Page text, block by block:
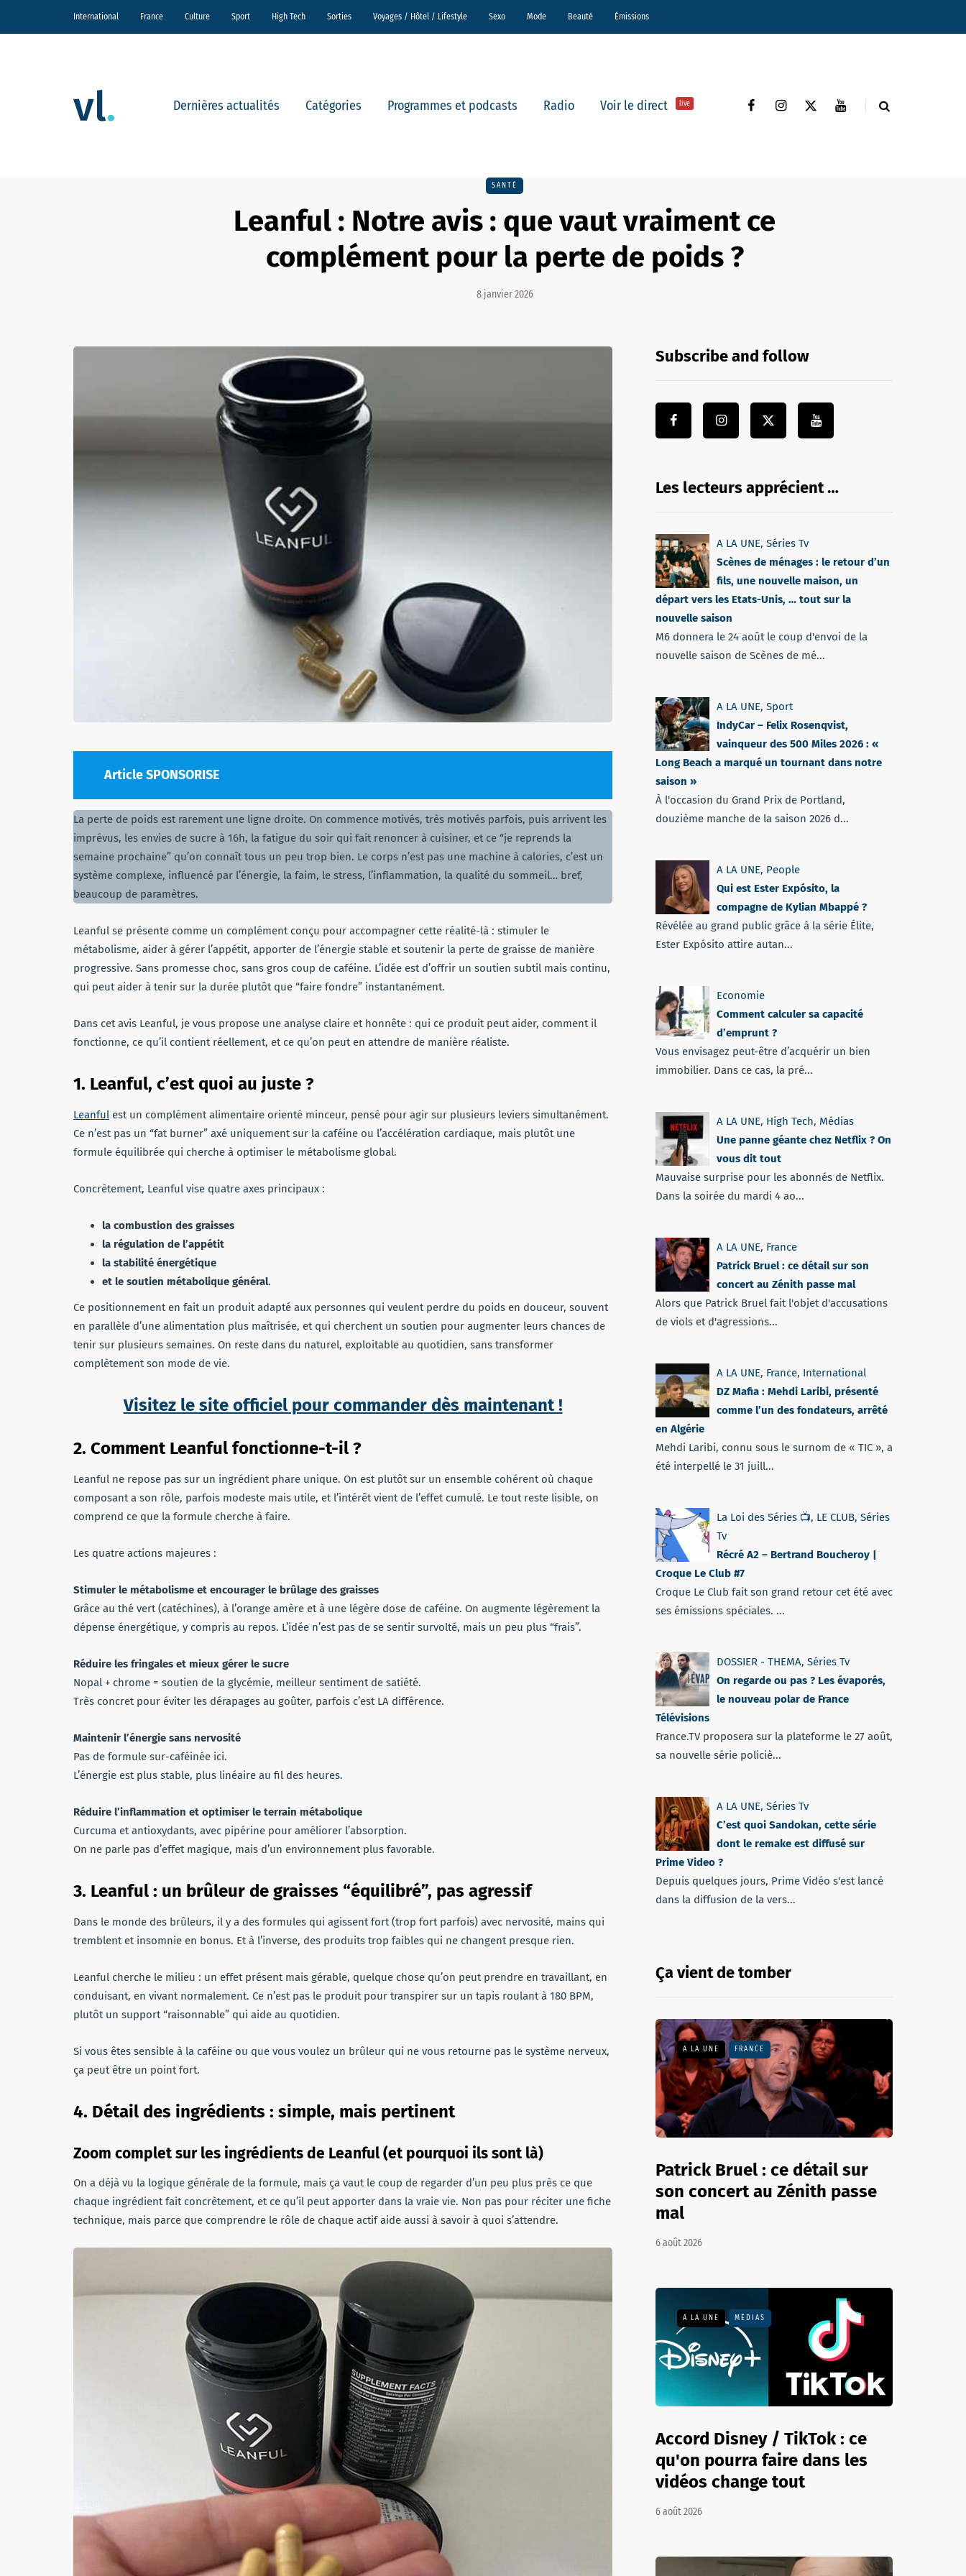
International France Culture Sport High Tech Sorties Voyages / Hôtel / Lifestyle Sexo Mode Beauté Émissions
Dernières actualités Catégories Programmes et podcasts Radio Voir le direct live
SANTÉ
Leanful : Notre avis : que vaut vraiment ce
complément pour la perte de poids ?
8 janvier 2026
Article SPONSORISE
La perte de poids est rarement une ligne droite. On commence motivés, très motivés parfois, puis arrivent les
imprévus, les envies de sucre à 16h, la fatigue du soir qui fait renoncer à cuisiner, et ce “je reprends la
semaine prochaine” qu’on connaît tous un peu trop bien. Le corps n’est pas une machine à calories, c’est un
système complexe, influencé par l’énergie, la faim, le stress, l’inflammation, la qualité du sommeil… bref,
beaucoup de paramètres.
Leanful se présente comme un complément conçu pour accompagner cette réalité-là : stimuler le
métabolisme, aider à gérer l’appétit, apporter de l’énergie stable et soutenir la perte de graisse de manière
progressive. Sans promesse choc, sans gros coup de caféine. L’idée est d’offrir un soutien subtil mais continu,
qui peut aider à tenir sur la durée plutôt que “faire fondre” instantanément.
Dans cet avis Leanful, je vous propose une analyse claire et honnête : qui ce produit peut aider, comment il
fonctionne, ce qu’il contient réellement, et ce qu’on peut en attendre de manière réaliste.
1. Leanful, c’est quoi au juste ?
Leanful est un complément alimentaire orienté minceur, pensé pour agir sur plusieurs leviers simultanément.
Ce n’est pas un “fat burner” axé uniquement sur la caféine ou l’accélération cardiaque, mais plutôt une
formule équilibrée qui cherche à optimiser le métabolisme global.
Concrètement, Leanful vise quatre axes principaux :
la combustion des graisses
la régulation de l’appétit
la stabilité énergétique
et le soutien métabolique général.
Ce positionnement en fait un produit adapté aux personnes qui veulent perdre du poids en douceur, souvent
en parallèle d’une alimentation plus maîtrisée, et qui cherchent un soutien pour augmenter leurs chances de
tenir sur plusieurs semaines. On reste dans du naturel, exploitable au quotidien, sans transformer
complètement son mode de vie.
Visitez le site officiel pour commander dès maintenant !
2. Comment Leanful fonctionne-t-il ?
Leanful ne repose pas sur un ingrédient phare unique. On est plutôt sur un ensemble cohérent où chaque
composant a son rôle, parfois modeste mais utile, et l’intérêt vient de l’effet cumulé. Le tout reste lisible, on
comprend ce que la formule cherche à faire.
Les quatre actions majeures :
Stimuler le métabolisme et encourager le brûlage des graisses
Grâce au thé vert (catéchines), à l’orange amère et à une légère dose de caféine. On augmente légèrement la
dépense énergétique, y compris au repos. L’idée n’est pas de se sentir survolté, mais un peu plus “frais”.
Réduire les fringales et mieux gérer le sucre
Nopal + chrome = soutien de la glycémie, meilleur sentiment de satiété.
Très concret pour éviter les dérapages au goûter, parfois c’est LA différence.
Maintenir l’énergie sans nervosité
Pas de formule sur-caféinée ici.
L’énergie est plus stable, plus linéaire au fil des heures.
Réduire l’inflammation et optimiser le terrain métabolique
Curcuma et antioxydants, avec pipérine pour améliorer l’absorption.
On ne parle pas d’effet magique, mais d’un environnement plus favorable.
3. Leanful : un brûleur de graisses “équilibré”, pas agressif
Dans le monde des brûleurs, il y a des formules qui agissent fort (trop fort parfois) avec nervosité, mains qui
tremblent et insomnie en bonus. Et à l’inverse, des produits trop faibles qui ne changent presque rien.
Leanful cherche le milieu : un effet présent mais gérable, quelque chose qu’on peut prendre en travaillant, en
conduisant, en vivant normalement. Ce n’est pas le produit pour transpirer sur un tapis roulant à 180 BPM,
plutôt un support “raisonnable” qui aide au quotidien.
Si vous êtes sensible à la caféine ou que vous voulez un brûleur qui ne vous retourne pas le système nerveux,
ça peut être un point fort.
4. Détail des ingrédients : simple, mais pertinent
Zoom complet sur les ingrédients de Leanful (et pourquoi ils sont là)
On a déjà vu la logique générale de la formule, mais ça vaut le coup de regarder d’un peu plus près ce que
chaque ingrédient fait concrètement, et ce qu’il peut apporter dans la vraie vie. Non pas pour réciter une fiche
technique, mais parce que comprendre le rôle de chaque actif aide aussi à savoir à quoi s’attendre.
Subscribe and follow
Les lecteurs apprécient …
A LA UNE, Séries Tv
Scènes de ménages : le retour d’un
fils, une nouvelle maison, un
départ vers les Etats-Unis, … tout sur la
nouvelle saison
M6 donnera le 24 août le coup d'envoi de la
nouvelle saison de Scènes de mé...
A LA UNE, Sport
IndyCar – Felix Rosenqvist,
vainqueur des 500 Miles 2026 : «
Long Beach a marqué un tournant dans notre
saison »
À l'occasion du Grand Prix de Portland,
douzième manche de la saison 2026 d...
A LA UNE, People
Qui est Ester Expósito, la
compagne de Kylian Mbappé ?
Révélée au grand public grâce à la série Élite,
Ester Expósito attire autan...
Economie
Comment calculer sa capacité
d’emprunt ?
Vous envisagez peut-être d’acquérir un bien
immobilier. Dans ce cas, la pré...
A LA UNE, High Tech, Médias
Une panne géante chez Netflix ? On
vous dit tout
Mauvaise surprise pour les abonnés de Netflix.
Dans la soirée du mardi 4 ao...
A LA UNE, France
Patrick Bruel : ce détail sur son
concert au Zénith passe mal
Alors que Patrick Bruel fait l'objet d'accusations
de viols et d'agressions...
A LA UNE, France, International
DZ Mafia : Mehdi Laribi, présenté
comme l’un des fondateurs, arrêté
en Algérie
Mehdi Laribi, connu sous le surnom de « TIC », a
été interpellé le 31 juill...
La Loi des Séries 📺, LE CLUB, Séries
Tv
Récré A2 – Bertrand Boucheroy |
Croque Le Club #7
Croque Le Club fait son grand retour cet été avec
ses émissions spéciales. ...
DOSSIER - THEMA, Séries Tv
On regarde ou pas ? Les évaporés,
le nouveau polar de France
Télévisions
France.TV proposera sur la plateforme le 27 août,
sa nouvelle série policiè...
A LA UNE, Séries Tv
C’est quoi Sandokan, cette série
dont le remake est diffusé sur
Prime Video ?
Depuis quelques jours, Prime Vidéo s'est lancé
dans la diffusion de la vers...
Ça vient de tomber
A LA UNE FRANCE
Patrick Bruel : ce détail sur
son concert au Zénith passe
mal
6 août 2026
A LA UNE MÉDIAS
Accord Disney / TikTok : ce
qu'on pourra faire dans les
vidéos change tout
6 août 2026